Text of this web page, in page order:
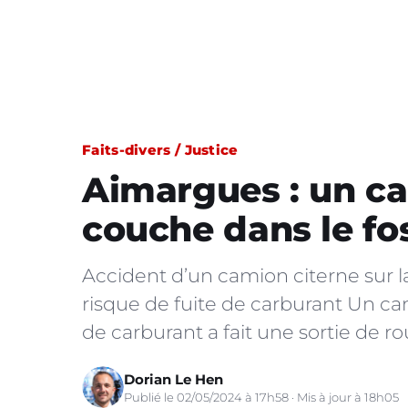
Faits-divers / Justice
Aimargues : un
couche dans le
Accident d’un camion citerne sur
risque de fuite de carburant Un
de carburant a fait une sortie de
Dorian Le Hen
Publié le 02/05/2024 à 17h58 · Mis à jour à 18h05